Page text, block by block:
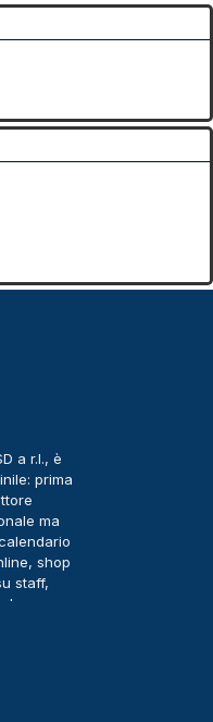
a r.l., è
prima
ma
shop
staff,